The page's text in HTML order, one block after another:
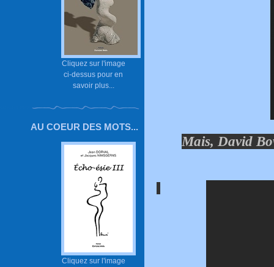
Cliquez sur l'image
ci-dessus pour en
savoir plus...
AU COEUR DES MOTS...
Cliquez sur l'image
Mais, David